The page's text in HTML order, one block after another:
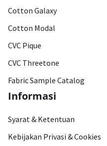
Cotton Galaxy
Cotton Modal
CVC Pique
CVC Threetone
Fabric Sample Catalog
Informasi
Syarat & Ketentuan
Kebijakan Privasi & Cookies